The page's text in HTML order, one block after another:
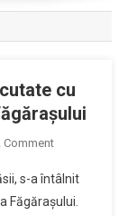
cu
CommentOn
De
Fond
s-a întâlnit
Făgărașului.